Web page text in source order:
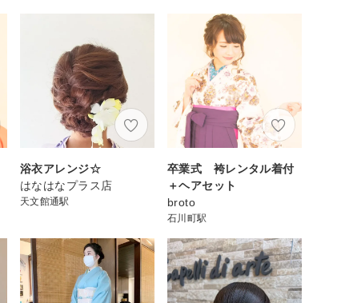
浴衣アレンジ☆
はなはなプラス店
天文館通駅
卒業式 袴レンタル着付
＋ヘアセット
broto
石川町駅